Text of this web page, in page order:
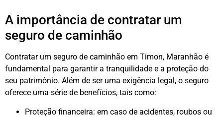
A importância de contratar um
seguro de caminhão
Contratar um seguro de caminhão em Timon, Maranhão é
fundamental para garantir a tranquilidade e a proteção do
seu patrimônio. Além de ser uma exigência legal, o seguro
oferece uma série de benefícios, tais como:
Proteção financeira: em caso de acidentes, roubos ou